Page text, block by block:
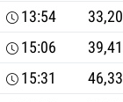
13:54 33,20
15:06 39,41
15:31 46,33